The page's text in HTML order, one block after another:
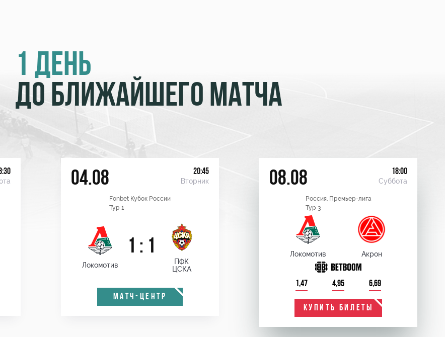
1 ДЕНЬ
ДО БЛИЖАЙШЕГО МАТЧА
04.08 20:45
Вторник
Fonbet Кубок России
Тур 1
Локомотив
1 : 1
ПФК
ЦСКА
МАТЧ-ЦЕНТР
08.08 18:00
Суббота
Россия. Премьер-лига
Тур 3
Локомотив Акрон
1,47 4,95 6,69
КУПИТЬ БИЛЕТЫ